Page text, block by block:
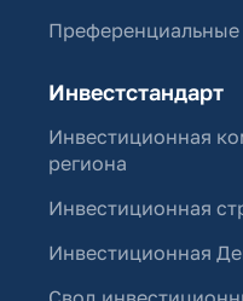
Преференциальные
Инвестстандарт
Инвестиционная
региона
Инвестиционная
Инвестиционная